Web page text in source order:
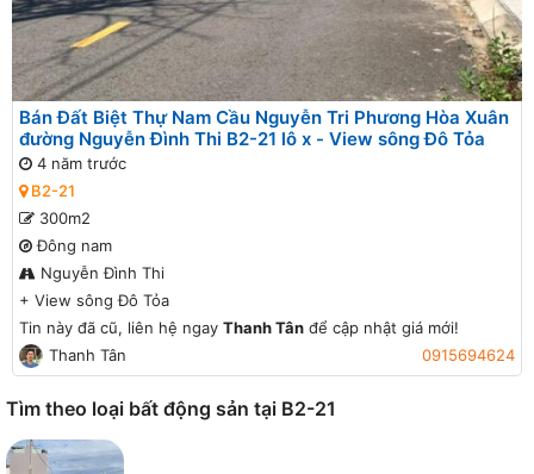
Bán Đất Biệt Thự Nam Cầu Nguyễn Tri Phương Hòa Xuân
đường Nguyễn Đình Thi B2-21 lô x - View sông Đô Tỏa
4 năm trước
B2-21
300m2
Đông nam
Nguyễn Đình Thi
+ View sông Đô Tỏa
Tin này đã cũ, liên hệ ngay Thanh Tân để cập nhật giá mới!
Thanh Tân
0915694624
Tìm theo loại bất động sản tại B2-21